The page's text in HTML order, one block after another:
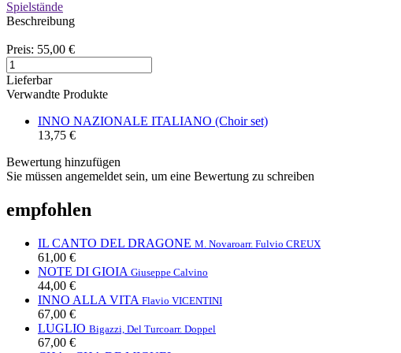
Spielstände
Beschreibung
Preis: 55,00 €
Lieferbar
Verwandte Produkte
INNO NAZIONALE ITALIANO (Choir set)
13,75 €
Bewertung hinzufügen
Sie müssen angemeldet sein, um eine Bewertung zu schreiben
empfohlen
IL CANTO DEL DRAGONE M. Novaroarr. Fulvio CREUX
61,00 €
NOTE DI GIOIA Giuseppe Calvino
44,00 €
INNO ALLA VITA Flavio VICENTINI
67,00 €
LUGLIO Bigazzi, Del Turcoarr. Doppel
67,00 €